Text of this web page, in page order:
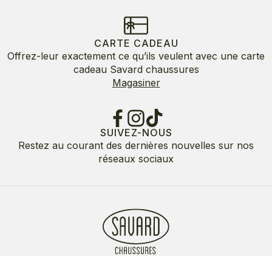
CARTE CADEAU
Offrez-leur exactement ce qu’ils veulent avec une carte
cadeau Savard chaussures
Magasiner
SUIVEZ-NOUS
Restez au courant des dernières nouvelles sur nos
réseaux sociaux